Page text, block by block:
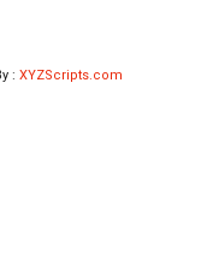
: XYZScripts.com